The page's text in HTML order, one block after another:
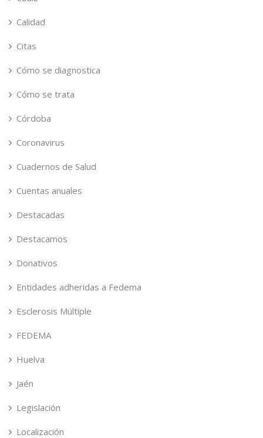
Calidad
Citas
Cómo se diagnostica
Cómo se trata
Córdoba
Coronavirus
Cuadernos de Salud
Cuentas anuales
Destacadas
Destacamos
Donativos
Entidades adheridas a Fedema
Esclerosis Múltiple
FEDEMA
Huelva
Jaén
Legislación
Localización